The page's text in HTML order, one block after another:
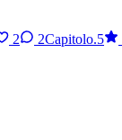
2 2Capitolo.5